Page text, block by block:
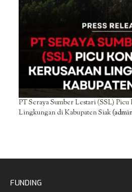
PT Seraya Sumber Lestari (SSL)
Lingkungan di Kabupaten Siak
FUNDING